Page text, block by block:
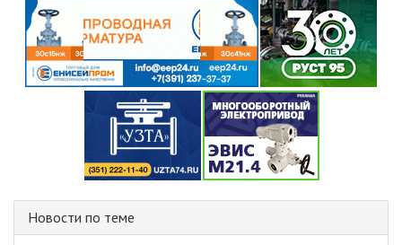
Новости по теме